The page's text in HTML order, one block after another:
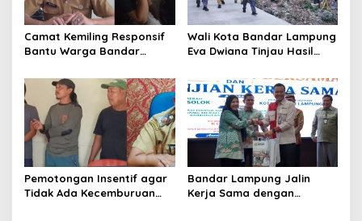
Camat Kemiling Responsif
Bantu Warga Bandar
Anak Putus Sekolah
Wali Kota Bandar Lampung
Eva Dwiana Tinjau Hasil
di Way Laga
Pemotongan Insentif agar
Tidak Ada Kecemburuan
Bandar Lampung Jalin
Kerja Sama dengan